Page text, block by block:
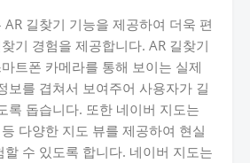
길찾기 기능을 제공하여 더욱 편
기 경험을 제공합니다. AR 길찾기
트폰 카메라를 통해 보이는 실제
보를 겹쳐서 보여주어 사용자가 길
록 돕습니다. 또한 네이버 지도는
다양한 지도 뷰를 제공하여 현실
수 있도록 합니다. 네이버 지도는